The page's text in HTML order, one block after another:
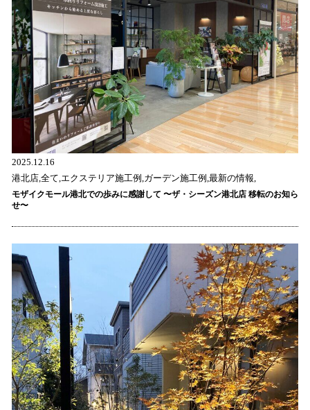
2025.12.16
港北店,全て,エクステリア施工例,ガーデン施工例,最新の情報,
モザイクモール港北での歩みに感謝して 〜ザ・シーズン港北店 移転のお知ら
せ〜